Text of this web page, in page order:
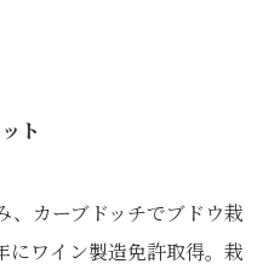
ト
、カーブドッチでブドウ栽
にワイン製造免許取得。栽